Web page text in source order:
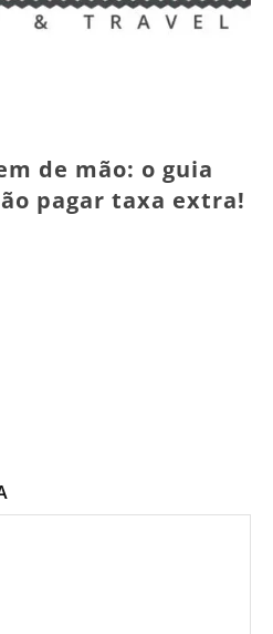
de mão: o guia
pagar taxa extra!